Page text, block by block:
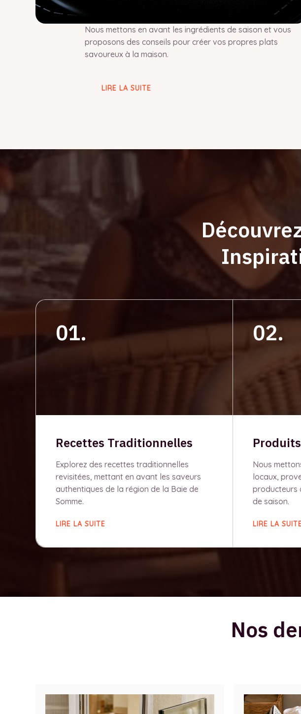
Nous mettons en avant les ingrédients de saison et vous
proposons des conseils pour créer vos propres plats
savoureux à la maison.
LIRE LA SUITE
01.
Recettes Traditionnelles
Explorez des recettes traditionnelles
revisitées, mettant en avant les saveurs
authentiques de la région de la Baie de
Somme.
LIRE LA SUITE
02.
Nous
locaux,
producteurs
de saison.
LIRE LA
Nos